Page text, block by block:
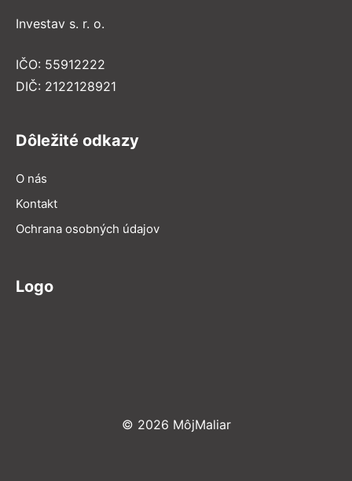
Investav s. r. o.
IČO: 55912222
DIČ: 2122128921
Dôležité odkazy
O nás
Kontakt
Ochrana osobných údajov
Logo
© 2026 MôjMaliar